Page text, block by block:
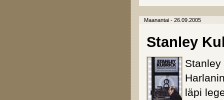
Maanantai - 26.09.2005
Stanley
läpi